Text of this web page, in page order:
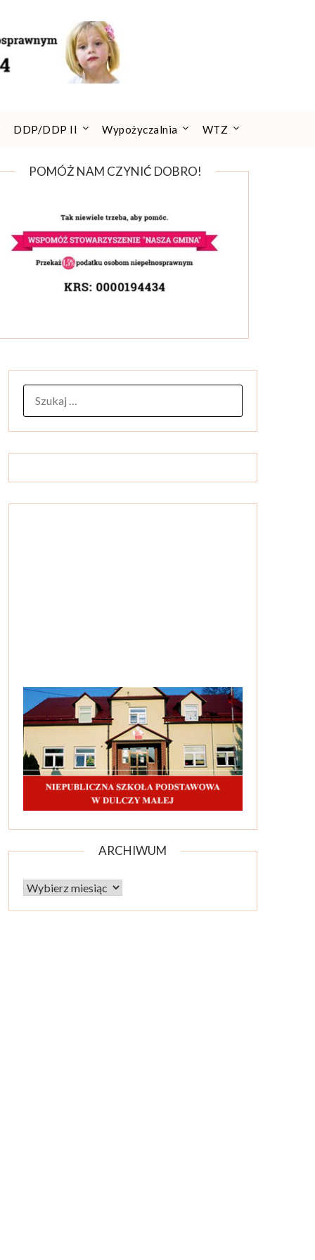
DDP/DDP II Wypożyczalnia WTZ
POMÓŻ NAM CZYNIĆ DOBRO!
ARCHIWUM
Archiwum